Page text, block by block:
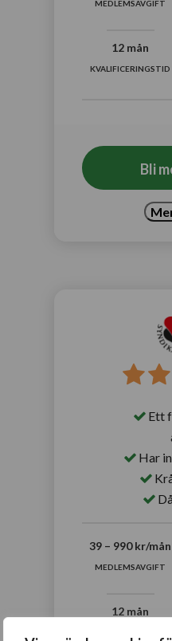
MEDLEMSAVGIFT
KVALIFICERINGSTID
12 mån
Bli
Ett
Har
MEDLEMSAVGIFT
39 – 990 kr/mån
12 mån